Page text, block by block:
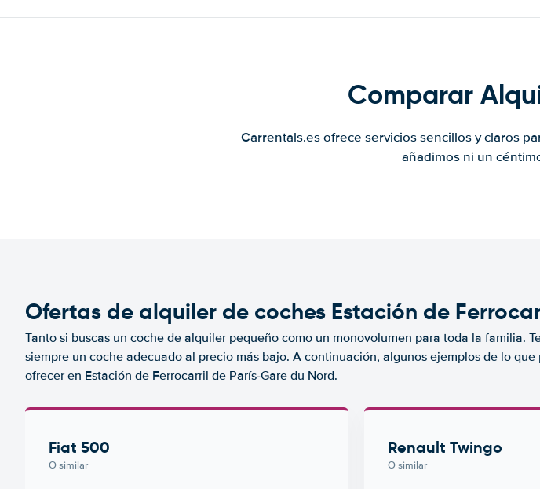
Comparar
Carrentals.es ofrece servicios sencillos y claros
añadimos ni un
Ofertas de alquiler de coches Estación de
Tanto si buscas un coche de alquiler pequeño como un monovolumen para toda la familia.
siempre un coche adecuado al precio más bajo. A continuación, algunos ejemplos de lo que
ofrecer en Estación de Ferrocarril de París-Gare du Nord.
Fiat 500
O similar
Renault Twingo
O similar